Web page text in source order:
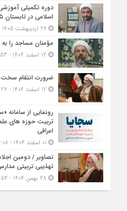
دوره تکمیلی
اسلامی در تابستان ۱۴۰۵ برگزار می‌شود.
26 اردیبهشت 1405 - 14:09
مؤمنان مساجد را
ضرورت انتقام سخت
رونمایی از سامانه
تربیت حوزه‌ های
اعرافی
تصاویر / دومین
تهذیبی تربیتی